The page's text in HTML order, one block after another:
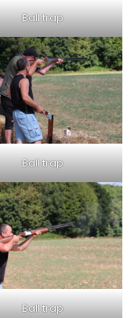
Ball trap
Ball trap
Ball trap